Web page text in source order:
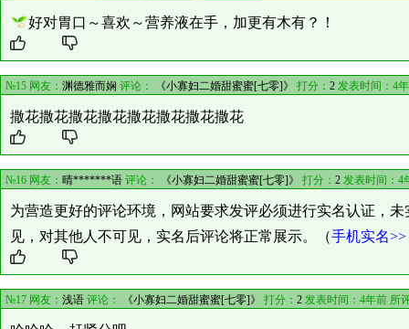
好对胃口～喜欢～营养液在手，加更有木有？！
№15 网友： 渊德雅而娴 评论： 《小寡妇二婚甜蜜蜜[七零]》 打分： 2 发表时间：4
撒花撒花撒花撒花撒花撒花撒花撒花
№16 网友： 晴*******语 评论： 《小寡妇二婚甜蜜蜜[七零]》 打分： 2 发表时间：4
为营造更好的评论环境，网站要求发评必须进行实名认证，
见，对其他人不可见，实名后评论将正常展示。（手机实名>>
№17 网友： 浅语 评论： 《小寡妇二婚甜蜜蜜[七零]》 打分： 2 发表时间：4年前 所